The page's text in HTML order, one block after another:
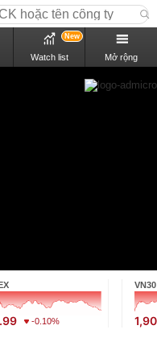
Watch list
New
Mở rộng
-0.10%
VN30